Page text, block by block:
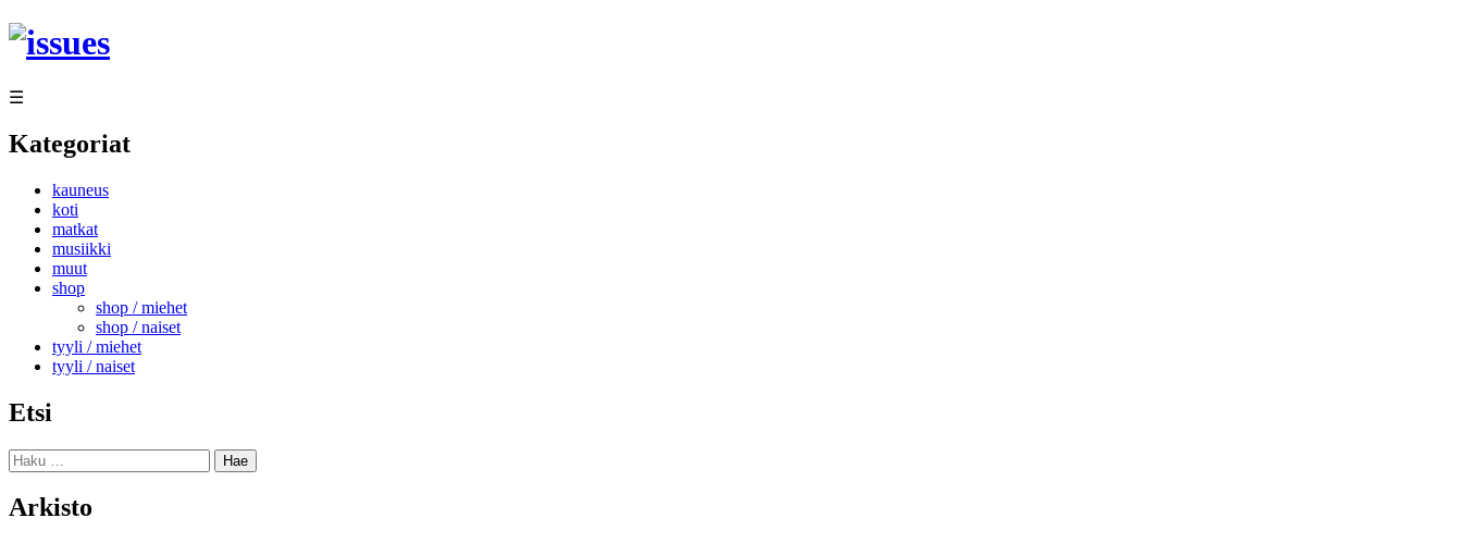
Siirry
sisältöön
☰
Kategoriat
kauneus
koti
matkat
musiikki
muut
shop
shop / miehet
shop / naiset
tyyli / miehet
tyyli / naiset
Etsi
Haku:
Arkisto